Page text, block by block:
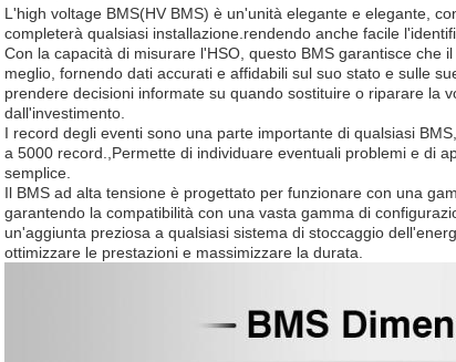
L'high voltage BMS(HV BMS) è un'unità elegante e elegante,
completerà qualsiasi installazione.rendendo anche facile
Con la capacità di misurare l'HSO, questo BMS garantisce che
meglio, fornendo dati accurati e affidabili sul suo stato e sulle
prendere decisioni informate su quando sostituire o riparare la
dall'investimento.
I record degli eventi sono una parte importante di qualsiasi
a 5000 record.,Permette di individuare eventuali problemi e di
semplice.
Il BMS ad alta tensione è progettato per funzionare con una
garantendo la compatibilità con una vasta gamma di
un'aggiunta preziosa a qualsiasi sistema di stoccaggio
ottimizzare le prestazioni e massimizzare la durata.